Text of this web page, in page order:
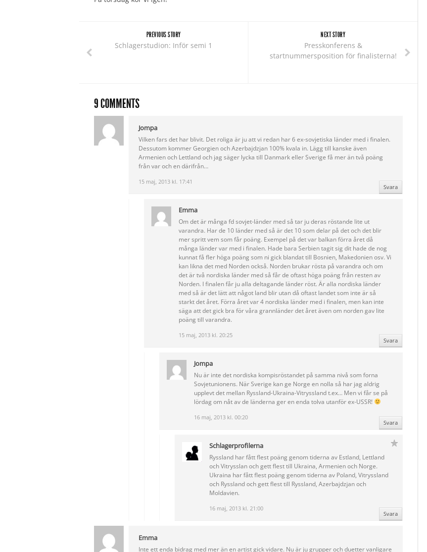
PREVIOUS STORY
Schlagerstudion: Inför semi 1
NEXT STORY
Presskonferens &
startnummersposition för finalisterna!
9 COMMENTS
Jompa
15 maj, 2013 kl. 17:41
Vilken fars det har blivit. Det roliga är ju att vi redan har 6 ex-sovjetiska länder med i finalen.
Dessutom kommer Georgien och Azerbajdzjan 100% kvala in. Lägg till kanske även
Armenien och Lettland och jag säger lycka till Danmark eller Sverige få mer än två poäng
från var och en därifrån…
Svara
Emma
15 maj, 2013 kl. 20:25
Om det är många fd sovjet-länder med så tar ju deras röstande lite ut
varandra. Har de 10 länder med så är det 10 som delar på det och det blir
mer spritt vem som får poäng. Exempel på det var balkan förra året då
många länder var med i finalen. Hade bara Serbien tagit sig dit hade de nog
kunnat få fler höga poäng som ni gick blandat till Bosnien, Makedonien osv. Vi
kan likna det med Norden också. Norden brukar rösta på varandra och om
det är två nordiska länder med så får de oftast höga poäng från resten av
Norden. I finalen får ju alla deltagande länder röst. Är alla nordiska länder
med så är det lätt att något land blir utan då oftast landet som inte är så
starkt det året. Förra året var 4 nordiska länder med i finalen, men kan inte
säga att det gick bra för våra grannländer det året även om norden gav lite
poäng till varandra.
Svara
Jompa
16 maj, 2013 kl. 00:20
Nu är inte det nordiska kompisröstandet på samma nivå som forna
Sovjetunionens. När Sverige kan ge Norge en nolla så har jag aldrig
upplevt det mellan Ryssland-Ukraina-Vitryssland t.ex… Men vi får se på
lördag om nåt av de länderna ger en enda tolva utanför ex-USSR!
Svara
Schlagerprofilerna
16 maj, 2013 kl. 21:00
Ryssland har fått flest poäng genom tiderna av Estland, Lettland
och Vitrysslan och gett flest till Ukraina, Armenien och Norge.
Ukraina har fått flest poäng genom tiderna av Poland, Vitryssland
och Ryssland och gett flest till Ryssland, Azerbajdzjan och
Moldavien.
Svara
Emma
Inte ett enda bidrag med mer än en artist gick vidare. Nu är ju grupper och duetter vanligare